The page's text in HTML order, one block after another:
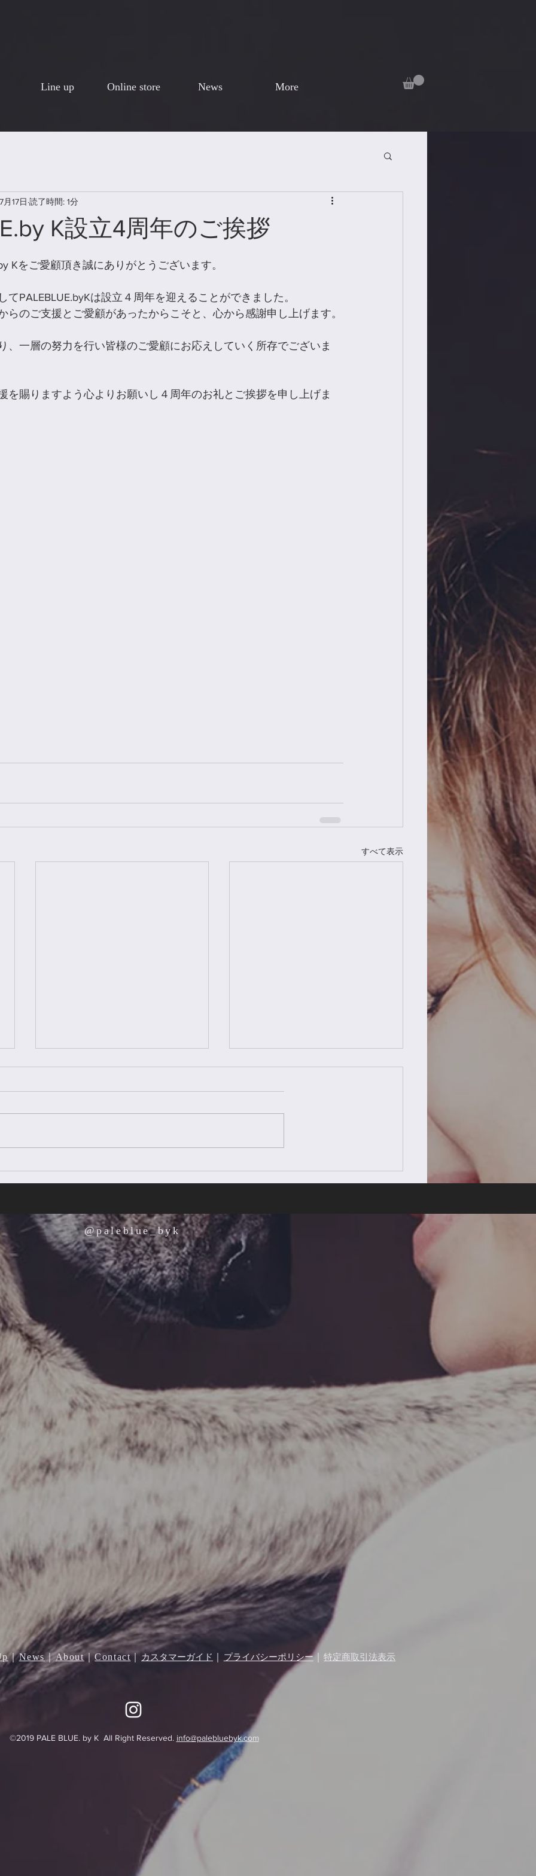
Line up Online store News More
K設立4周年のご挨拶
17日 読了時間: 1分
Kをご愛顧頂き誠にありがとうございます。
てPALEBLUE.byKは設立４周年を迎えることができました。
らのご支援とご愛顧があったからこそと、心から感謝申し上げます。
、一層の努力を行い皆様のご愛顧にお応えしていく所存でございま
を賜りますよう心よりお願いし４周年のお礼とご挨拶を申し上げま
すべて表示
冬季休業日のお知らせ
@paleblue_byk
｜News ｜About｜Contact｜ カスタマーガイド プライバシーポリシー｜特定商取引法表示
©︎2019 PALE BLUE. by K All Right Reserved. info@palebluebyk.com